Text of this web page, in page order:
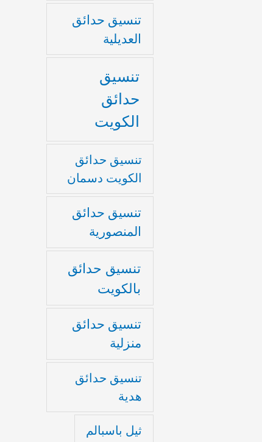
تنسيق حدائق
العديلية
تنسيق
حدائق
الكويت
تنسيق حدائق
الكويت دسمان
تنسيق حدائق
المنصورية
تنسيق حدائق
بالكويت
تنسيق حدائق
منزلية
تنسيق حدائق
هدية
ثيل باسبالم